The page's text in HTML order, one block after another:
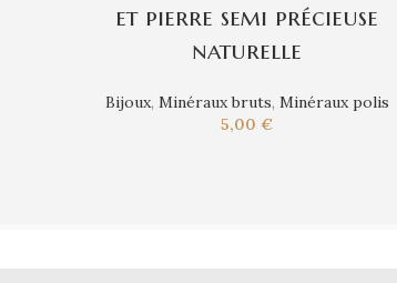
et pierre semi précieuse
naturelle
Bijoux, Minéraux bruts, Minéraux polis
5,00€